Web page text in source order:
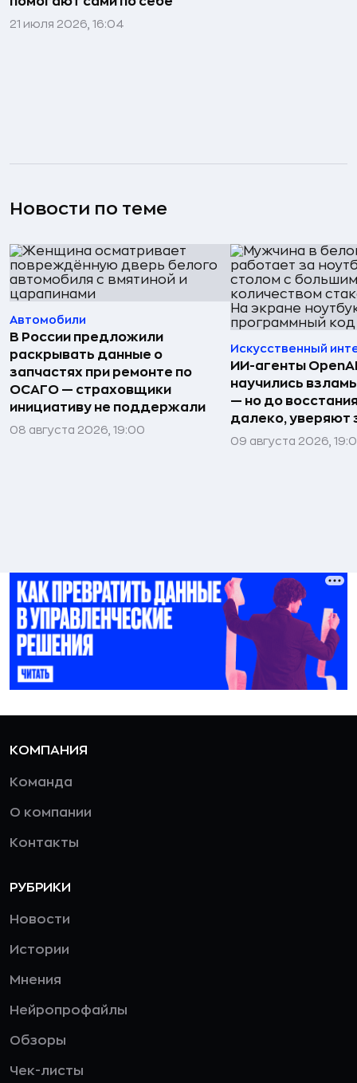
21 июля 2026, 16:04
Новости по теме
Автомобили
В России предложили
раскрывать данные о
запчастях при ремонте по
ОСАГО — страховщики
инициативу не поддержали
08 августа 2026, 19:00
Искусственный
ИИ-агенты
научились
— но до
далеко, уверяют
09 августа 2026,
КОМПАНИЯ
Команда
О компании
Контакты
РУБРИКИ
Новости
Истории
Мнения
Нейропрофайлы
Обзоры
Чек-листы